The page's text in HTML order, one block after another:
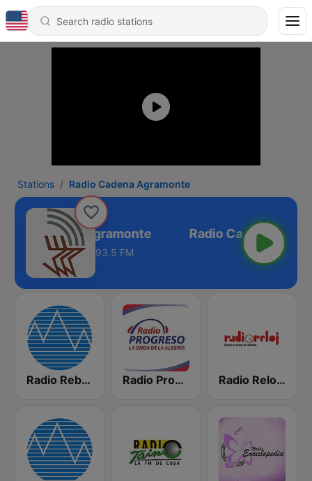
Stations Radio Cadena Agramonte
Cadena Agramonte
93.5 FM
Radio Rebelde FM Radio Progreso 90.3 FM Radio Reloj 950 AM